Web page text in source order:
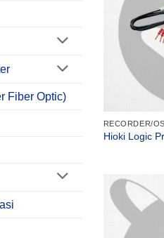
Fiber Optic)
RECORDER/
Hioki Logic